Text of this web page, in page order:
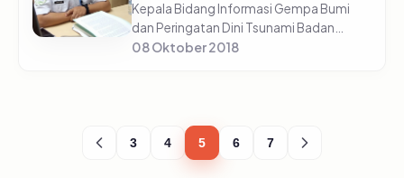
Kepala Bidang Informasi Gempa Bumi
dan Peringatan Dini Tsunami Badan
Meteorologi Klimatologi dan Geofisika
08 Oktober 2018
3 4 5 6 7